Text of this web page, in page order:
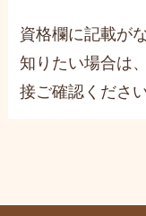
資格欄に記載が
知りたい場合は
接ご確認ください